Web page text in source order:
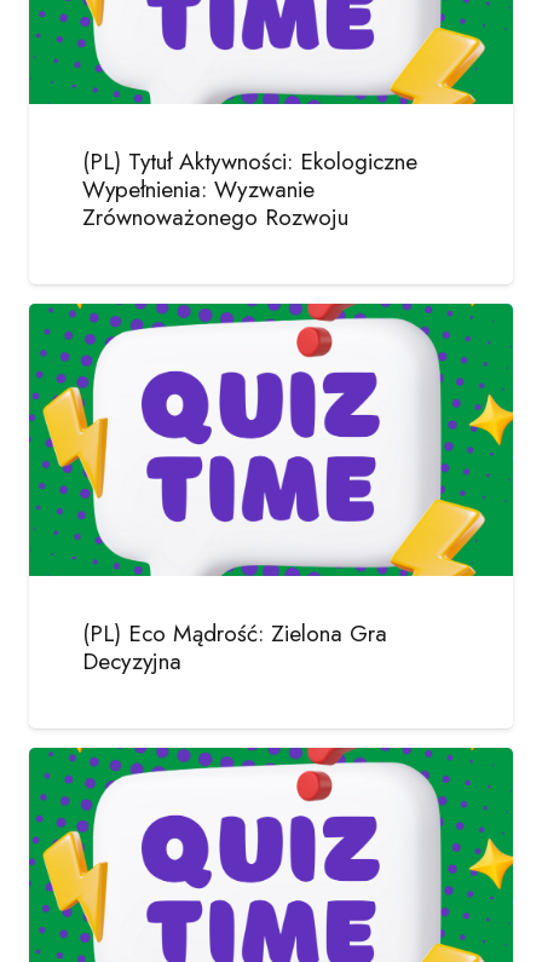
(PL) Tytuł Aktywności: Ekologiczne
Wypełnienia: Wyzwanie
Zrównoważonego Rozwoju
(PL) Eco Mądrość: Zielona Gra
Decyzyjna